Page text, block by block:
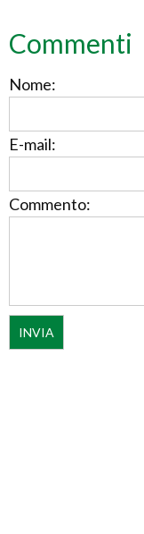
Commenti
Nome:
E-mail:
Commento: